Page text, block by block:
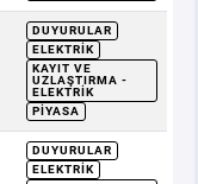
DUYURULAR
ELEKTRIK
KAYIT VE
UZLAŞTIRMA -
ELEKTRIK
PIYASA
DUYURULAR
ELEKTRIK